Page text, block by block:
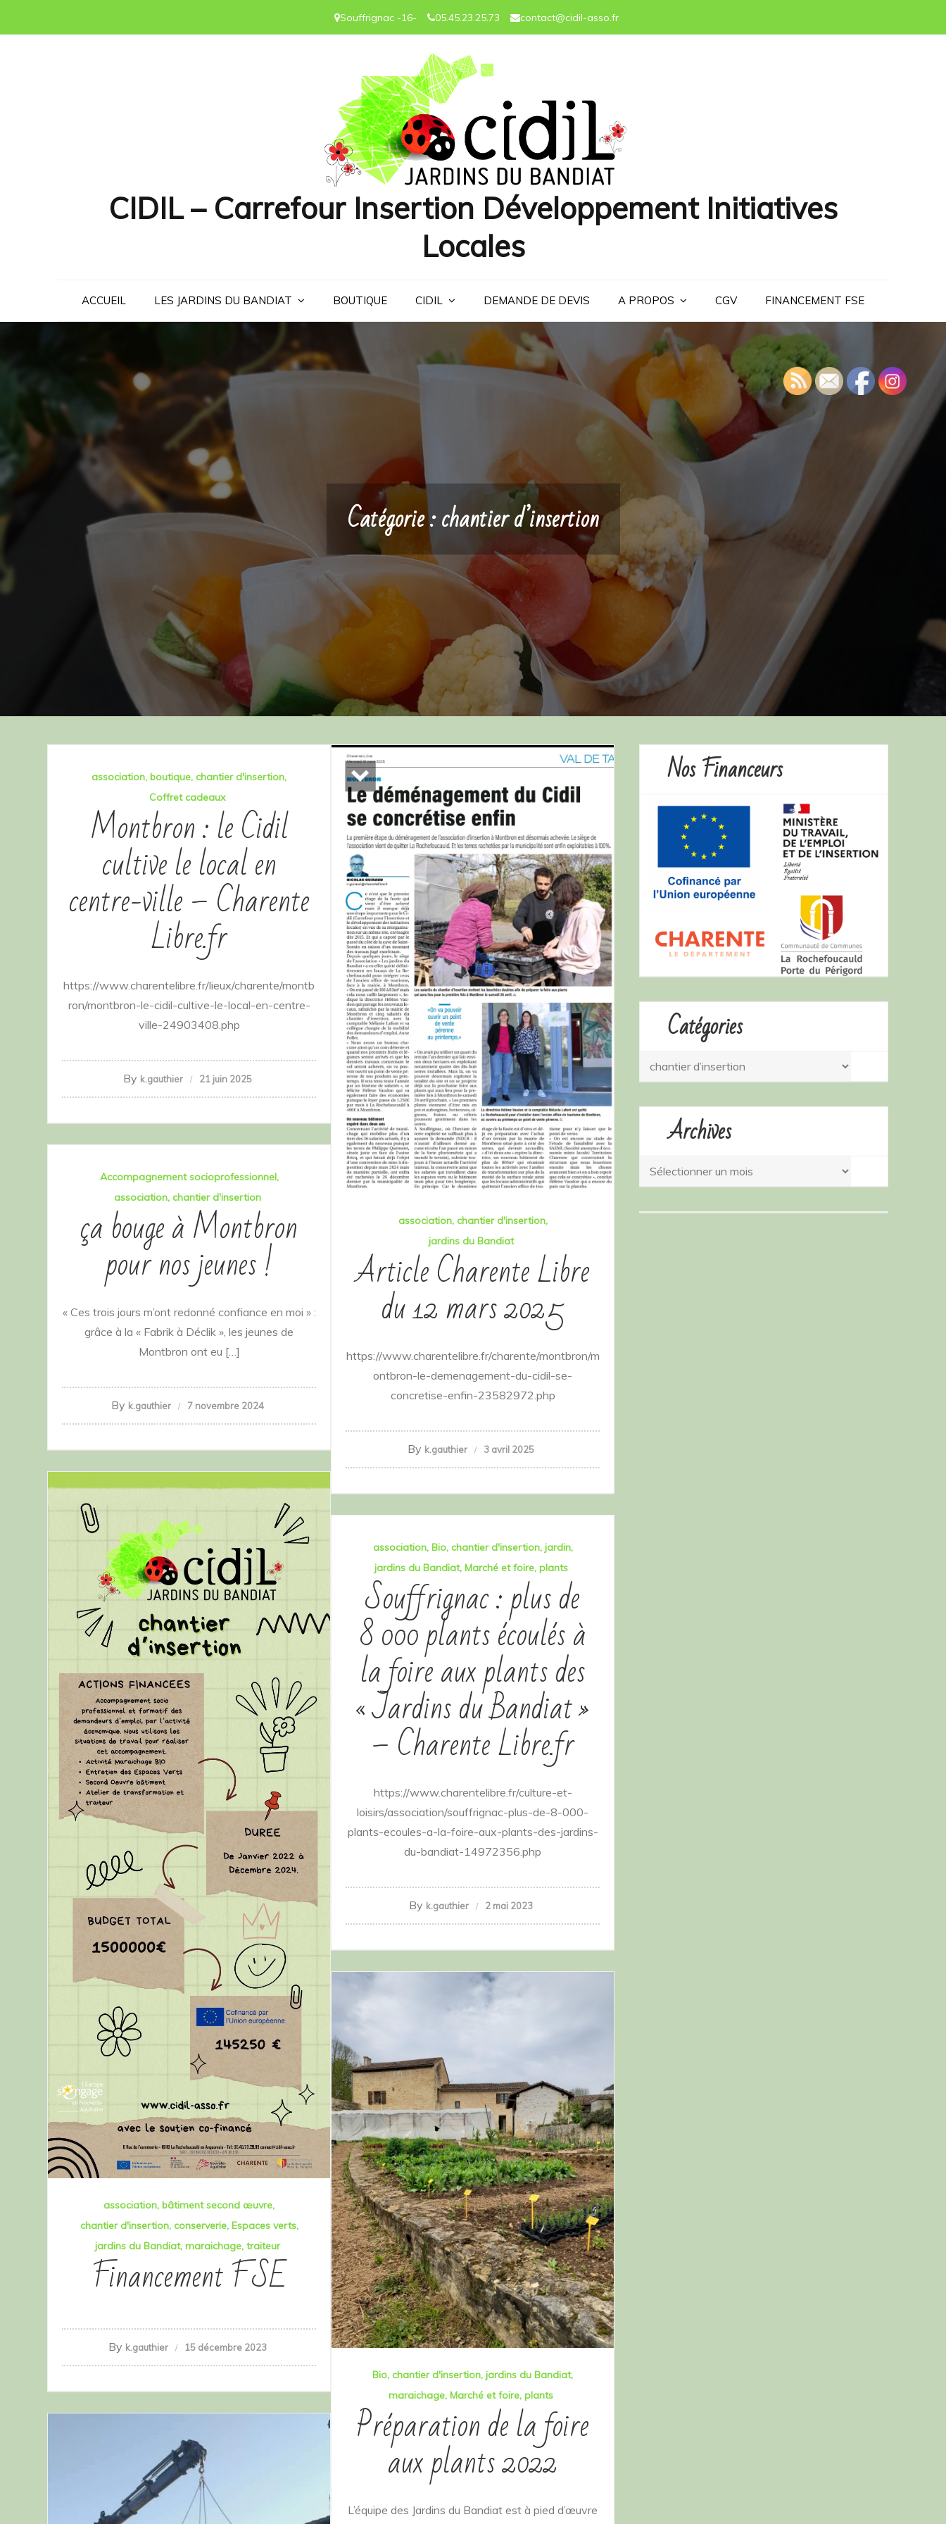
Souffrignac -16- 05.45.23.25.73 contact@cidil-asso.fr
CIDIL – Carrefour Insertion Développement Initiatives
Locales
ACCUEIL LES JARDINS DU BANDIAT BOUTIQUE CIDIL DEMANDE DE DEVIS A PROPOS CGV FINANCEMENT FSE
Catégorie :chantier d’insertion
association boutique chantier d'insertion
Coffret cadeaux
Montbron : le Cidil
cultive le local en
centre-ville – Charente
Libre.fr
https://www.charentelibre.fr/lieux/charente/montb
ron/montbron-le-cidil-cultive-le-local-en-centre-
ville-24903408.php
By k.gauthier 21 juin 2025
association chantier d'insertion
jardins du Bandiat
Article Charente Libre
du 12 mars 2025
https://www.charentelibre.fr/charente/montbron/m
ontbron-le-demenagement-du-cidil-se-
concretise-enfin-23582972.php
By k.gauthier 3 avril 2025
Accompagnement socioprofessionnel
association chantier d'insertion
ça bouge à Montbron
pour nos jeunes !
« Ces trois jours m’ont redonné confiance en moi » :
grâce à la « Fabrik à Déclik », les jeunes de
Montbron ont eu […]
By k.gauthier 7 novembre 2024
association bâtiment second œuvre
chantier d'insertion conserverie Espaces verts
jardins du Bandiat maraichage traiteur
Financement FSE
By k.gauthier 15 décembre 2023
association Bio chantier d'insertion jardin
jardins du Bandiat Marché et foire plants
Souffrignac : plus de
8 000 plants écoulés à
la foire aux plants des
« Jardins du Bandiat »
– Charente Libre.fr
https://www.charentelibre.fr/culture-et-
loisirs/association/souffrignac-plus-de-8-000-
plants-ecoules-a-la-foire-aux-plants-des-jardins-
du-bandiat-14972356.php
By k.gauthier 2 mai 2023
Bio chantier d'insertion jardins du Bandiat
maraichage Marché et foire plants
Préparation de la foire
aux plants 2022
L’équipe des Jardins du Bandiat est à pied d’œuvre
Nos Financeurs
Catégories
Catégories
Archives
Archives